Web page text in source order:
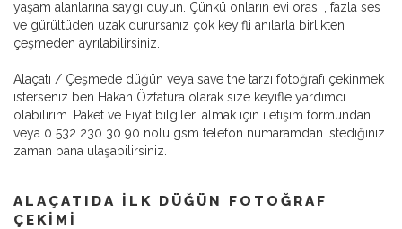
yaşam alanlarına saygı duyun. Çünkü onların evi orası , fazla ses
ve gürültüden uzak durursanız çok keyifli anılarla birlikten
çeşmeden ayrılabilirsiniz.
Alaçatı / Çeşmede düğün veya save the tarzı fotoğrafı çekinmek
isterseniz ben Hakan Özfatura olarak size keyifle yardımcı
olabilirim. Paket ve Fiyat bilgileri almak için iletişim formundan
veya 0 532 230 30 90 nolu gsm telefon numaramdan istediğiniz
zaman bana ulaşabilirsiniz.
ALAÇATIDA ILK DÜĞÜN FOTOĞRAF
ÇEKIMI